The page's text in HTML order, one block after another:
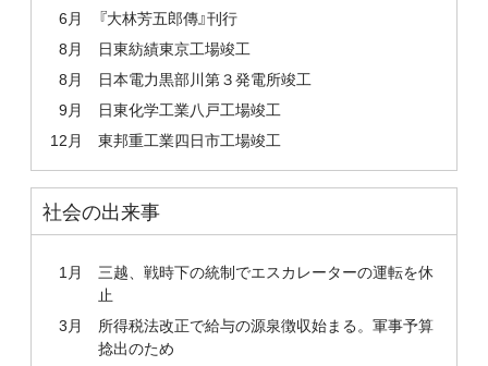
6月
『大林芳五郎傳』刊行
8月
日東紡績東京工場竣工
8月
日本電力黒部川第３発電所竣工
9月
日東化学工業八戸工場竣工
12月
東邦重工業四日市工場竣工
社会の出来事
1月
三越、戦時下の統制でエスカレーターの運転を休
止
3月
所得税法改正で給与の源泉徴収始まる。軍事予算
捻出のため